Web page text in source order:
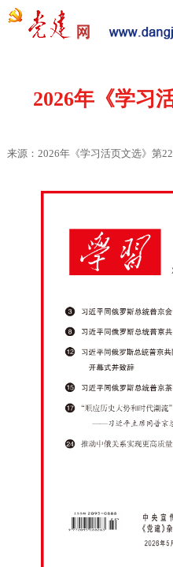
党建要闻
机关党建
校园党
2026年《学习
来源：2026年《学习活页文选》第